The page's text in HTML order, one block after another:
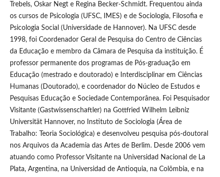
Trebels, Oskar Negt e Regina Becker-Schmidt. Frequentou ainda
os cursos de Psicologia (UFSC, IMES) e de Sociologia, Filosofia e
Psicologia Social (Universidade de Hannover). Na UFSC desde
1998, foi Coordenador Geral de Pesquisa do Centro de Ciências
da Educação e membro da Câmara de Pesquisa da instituição. É
professor permanente dos programas de Pós-graduação em
Educação (mestrado e doutorado) e Interdisciplinar em Ciências
Humanas (Doutorado), e coordenador do Núcleo de Estudos e
Pesquisas Educação e Sociedade Contemporânea. Foi Pesquisador
Visitante (Gastwissenschaftler) na Gottfried Wilhelm Leibniz
Universität Hannover, no Instituto de Sociologia (Área de
Trabalho: Teoria Sociológica) e desenvolveu pesquisa pós-doutoral
nos Arquivos da Academia das Artes de Berlim. Desde 2006 vem
atuando como Professor Visitante na Universidad Nacional de La
Plata, Argentina, na Universidad de Antioquia, na Colômbia, e na